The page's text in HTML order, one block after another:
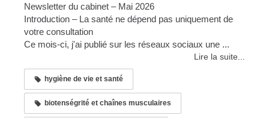
Newsletter du cabinet – Mai 2026
Introduction – La santé ne dépend pas uniquement de
votre consultation
Ce mois-ci, j'ai publié sur les réseaux sociaux une ...
Lire la suite...
hygiène de vie et santé
biotenségrité et chaînes musculaires